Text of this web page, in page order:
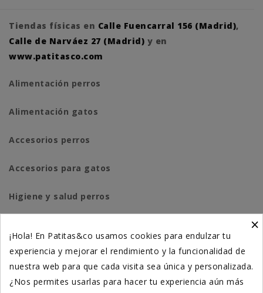
Tiendas físicas en Calle Fuencarral 156 (Madrid),
Calle de Narváez 27 (Madrid) y en
www.patitasco.com
Alimentación perros
Alimentación gatos
Accesorios perros
Accesorios para gatos
Higiene y salud perros
Suplementación natural
Otros
×
¡Hola! En Patitas&co usamos cookies para endulzar tu
experiencia y mejorar el rendimiento y la funcionalidad de
nuestra web para que cada visita sea única y personalizada.
¿Nos permites usarlas para hacer tu experiencia aún más